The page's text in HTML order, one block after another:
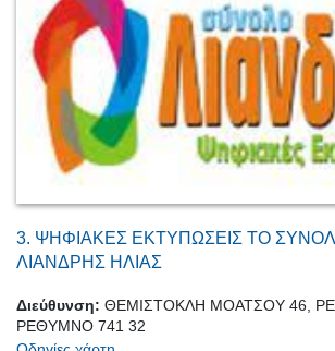
3. ΨΗΦΙΑΚΕΣ ΕΚΤΥΠΩΣΕΙΣ ΤΟ
ΛΙΑΝΔΡΗΣ ΗΛΙΑΣ
Διεύθυνση: ΘΕΜΙΣΤΟΚΛΗ ΜΟΑΤΣΟΥ 46,
ΡΕΘΥΜΝΟ 741 32